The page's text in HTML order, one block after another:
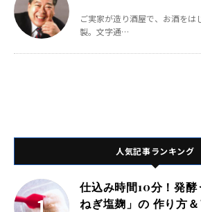
ご実家が造り酒屋で、お酒をは
製。文字通…
人気記事ランキング
仕込み時間10分！発
ねぎ塩麹」の 作り方